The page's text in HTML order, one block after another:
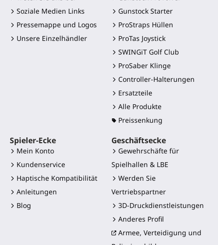
Soziale Medien Links
Pressemappe und Logos
Unsere Einzelhändler
Gunstock Starter
ProStraps Hüllen
ProTas Joystick
SWINGiT Golf Club
ProSaber Klinge
Controller-Halterungen
Ersatzteile
Alle Produkte
Preissenkung
Spieler-Ecke
Mein Konto
Kundenservice
Haptische Kompatibilität
Anleitungen
Blog
Geschäftsecke
Gewehrschäfte für
Spielhallen & LBE
Werden Sie
Vertriebspartner
3D-Druckdienstleistungen
Anderes Profil
Armee, Verteidigung und